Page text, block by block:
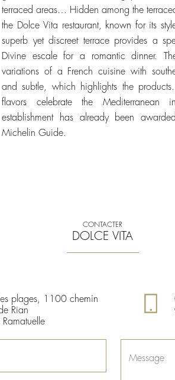
terraced areas… Hidden among the
the Dolce Vita restaurant, known for its
superb yet discreet terrace provides a
Divine escale for a romantic dinner.
variations of a French cuisine with
and subtle, which highlights the
flavors celebrate the Mediterranean
establishment has already been
Michelin Guide.
CONTACTER
DOLCE VITA
plages, 1100 chemin
Rian